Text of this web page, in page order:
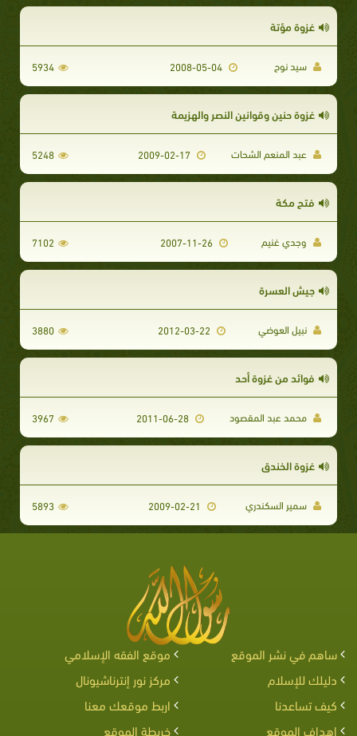
غزوة مؤتة
سيد نوح 5934
غزوة حنين وقوانين النصر والهزيمة
عبد المنعم الشحات 5248
فتح مكة
وجدي غنيم 7102
جيش العسرة
نبيل العوضي 3880
فوائد من غزوة أحد
محمد عبد المقصود 3967
غزوة الخندق
سمير السكندري 5893
ساهم في نشر الموقع
موقع الفقه الإسلامي
دليلك للإسلام
مركز نور إنترناشيونال
كيف تساعدنا
اربط موقعك معنا
اهداف الموقع
خريطة الموقع